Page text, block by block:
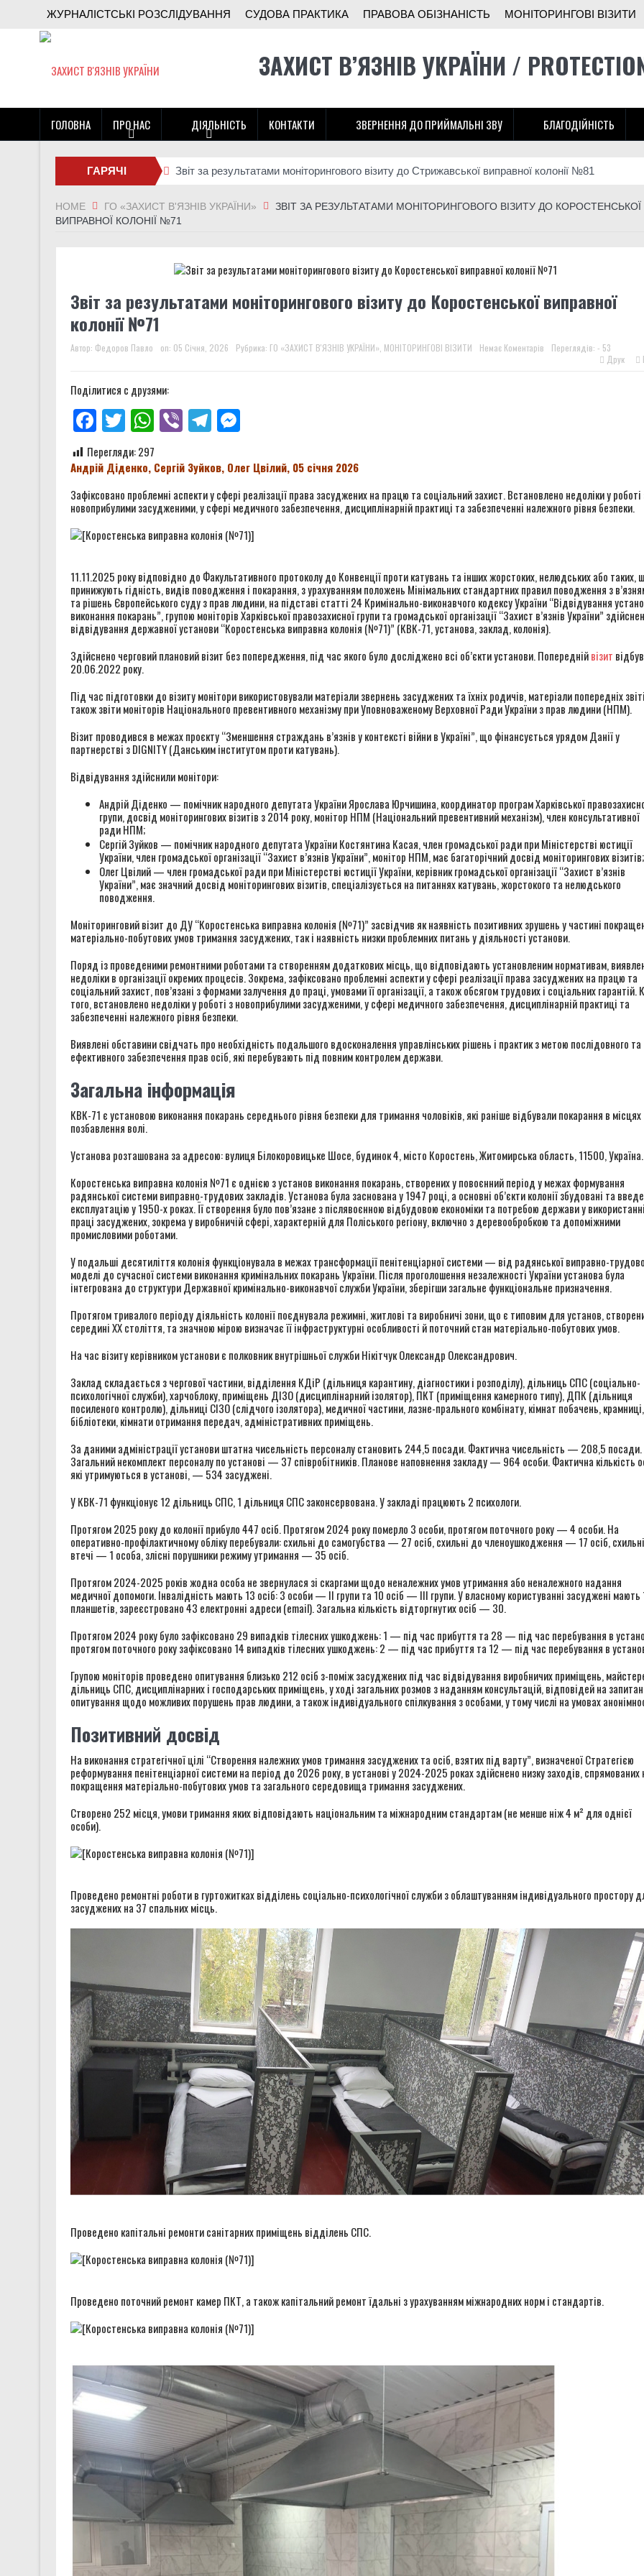
ЖУРНАЛІСТСЬКІ РОЗСЛІДУВАННЯ СУДОВА ПРАКТИКА ПРАВОВА ОБІЗНАНІСТЬ МОНІТОРИНГОВІ ВІЗИТИ
ЗАХИСТ В’ЯЗНІВ УКРАЇНИ /
ГОЛОВНА ПРО НАС ДІЯЛЬНІСТЬ КОНТАКТИ ЗВЕРНЕННЯ ДО ПРИЙМАЛЬНІ ЗВУ БЛАГОДІЙНІСТЬ
ГАРЯЧІ
НОВИНИ
Звіт за результатами моніторингового візиту до Стрижавської виправної колонії №81
Спец-УДЗ під час великої війни: як засуджені отримали право захищати Україну і які проблеми
Батальйон Alcatraz 93-ї бригади розширює підрозділ безпілотників на Донеччині
Звіт за результатами моніторингового візиту до Літинської виправної колонії №123
Поки ми шукали гроші на порятунок українців, хтось, за версією слідства, заробляв на допомозі
Правозахисники представили в ОБСЄ докази депортації людей із місць несвободи на
HOME ГО «ЗАХИСТ В'ЯЗНІВ УКРАЇНИ»
ЗВІТ ЗА РЕЗУЛЬТАТАМИ МОНІТОРИНГОВОГО ВІЗИТУ ДО КОРОСТЕНСЬКОЇ
ВИПРАВНОЇ КОЛОНІЇ №71
Звіт за результатами моніторингового візиту до Коростенської виправної
колонії №71
Автор: Федоров Павло on: 05 Січня, 2026 Рубрика: ГО «ЗАХИСТ В'ЯЗНІВ УКРАЇНИ», МОНІТОРИНГОВІ ВІЗИТИ Немає Коментарів
Переглядів: - 53
Друк
Поділитися с друзями:
Facebook
TwitterWhatsApp
ViberTelegramMessenger
Перегляди: 297
Андрій Діденко, Сергій Зуйков, Олег Цвілий, 05 січня 2026
Зафіксовано проблемні аспекти у сфері реалізації права засуджених на працю та соціальний захист. Встановлено недоліки у роботі
новоприбулими засудженими, у сфері медичного забезпечення, дисциплінарній практиці та забезпеченні належного рівня безпеки.
11.11.2025 року відповідно до Факультативного протоколу до Конвенції проти катувань та інших жорстоких, нелюдських або таких,
принижують гідність, видів поводження і покарання, з урахуванням положень Мінімальних стандартних правил поводження з
та рішень Європейського суду з прав людини, на підставі статті 24 Кримінально-виконавчого кодексу України “Відвідування
виконання покарань”, групою моніторів Харківської правозахисної групи та громадської організації “Захист в’язнів України”
відвідування державної установи “Коростенська виправна колонія (№71)” (КВК-71, установа, заклад, колонія).
Здійснено черговий плановий візит без попередження, під час якого було досліджено всі об’єкти установи. Попереднійвізит
20.06.2022 року.
Під час підготовки до візиту монітори використовували матеріали звернень засуджених та їхніх родичів, матеріали попередніх
також звіти моніторів Національного превентивного механізму при Уповноваженому Верховної Ради України з прав людини (НПМ).
Візит проводився в межах проєкту “Зменшення страждань в’язнів у контексті війни в Україні”, що фінансується урядом Данії у
партнерстві з DIGNITY (Данським інститутом проти катувань).
Відвідування здійснили монітори:
Андрій Діденко — помічник народного депутата України Ярослава Юрчишина, координатор програм Харківської
групи, досвід моніторингових візитів з 2014 року, монітор НПМ (Національний превентивний механізм), член консультативної
ради НПМ;
Сергій Зуйков — помічник народного депутата України Костянтина Касая, член громадської ради при Міністерстві юстиції
України, член громадської організації “Захист в’язнів України”, монітор НПМ, має багаторічний досвід моніторингових візитів;
Олег Цвілий — член громадської ради при Міністерстві юстиції України, керівник громадської організації “Захист в’язнів
України”, має значний досвід моніторингових візитів, спеціалізується на питаннях катувань, жорстокого та нелюдського
поводження.
Моніторинговий візит до ДУ “Коростенська виправна колонія (№71)” засвідчив як наявність позитивних зрушень у частині
матеріально-побутових умов тримання засуджених, так і наявність низки проблемних питань у діяльності установи.
Поряд із проведеними ремонтними роботами та створенням додаткових місць, що відповідають установленим нормативам,
недоліки в організації окремих процесів. Зокрема, зафіксовано проблемні аспекти у сфері реалізації права засуджених на працю та
соціальний захист, пов’язані з формами залучення до праці, умовами її організації, а також обсягом трудових і соціальних гарантій.
того, встановлено недоліки у роботі з новоприбулими засудженими, у сфері медичного забезпечення, дисциплінарній практиці та
забезпеченні належного рівня безпеки.
Виявлені обставини свідчать про необхідність подальшого вдосконалення управлінських рішень і практик з метою послідовного та
ефективного забезпечення прав осіб, які перебувають під повним контролем держави.
Загальна інформація
КВК-71 є установою виконання покарань середнього рівня безпеки для тримання чоловіків, які раніше відбували покарання в місцях
позбавлення волі.
Установа розташована за адресою: вулиця Білокоровицьке Шосе, будинок 4, місто Коростень, Житомирська область, 11500, Україна.
Коростенська виправна колонія №71 є однією з установ виконання покарань, створених у повоєнний період у межах формування
радянської системи виправно-трудових закладів. Установа була заснована у 1947 році, а основні об’єкти колонії збудовані та
експлуатацію у 1950-х роках. Її створення було пов’язане з післявоєнною відбудовою економіки та потребою держави у використанні
праці засуджених, зокрема у виробничій сфері, характерній для Поліського регіону, включно з деревообробкою та допоміжними
промисловими роботами.
У подальші десятиліття колонія функціонувала в межах трансформації пенітенціарної системи — від радянської виправно-
моделі до сучасної системи виконання кримінальних покарань України. Після проголошення незалежності України установа була
інтегрована до структури Державної кримінально-виконавчої служби України, зберігши загальне функціональне призначення.
Протягом тривалого періоду діяльність колонії поєднувала режимні, житлові та виробничі зони, що є типовим для установ,
середині XX століття, та значною мірою визначає її інфраструктурні особливості й поточний стан матеріально-побутових умов.
На час візиту керівником установи є полковник внутрішньої служби Нікітчук Олександр Олександрович.
Заклад складається з чергової частини, відділення КДіР (дільниця карантину, діагностики і розподілу), дільниць СПС (соціально-
психологічної служби), харчоблоку, приміщень ДІЗО (дисциплінарний ізолятор), ПКТ (приміщення камерного типу), ДПК (дільниця
посиленого контролю), дільниці СІЗО (слідчого ізолятора), медичної частини, лазне-прального комбінату, кімнат побачень, крамниці,
бібліотеки, кімнати отримання передач, адміністративних приміщень.
За даними адміністрації установи штатна чисельність персоналу становить 244,5 посади. Фактична чисельність — 208,5 посади.
Загальний некомплект персоналу по установі — 37 співробітників. Планове наповнення закладу — 964 особи. Фактична кількість
які утримуються в установі, — 534 засуджені.
У КВК-71 функціонує 12 дільниць СПС, 1 дільниця СПС законсервована. У закладі працюють 2 психологи.
Протягом 2025 року до колонії прибуло 447 осіб. Протягом 2024 року померло 3 особи, протягом поточного року — 4 особи. На
оперативно-профілактичному обліку перебували: схильні до самогубства — 27 осіб, схильні до членоушкодження — 17 осіб,
втечі — 1 особа, злісні порушники режиму утримання — 35 осіб.
Протягом 2024-2025 років жодна особа не звернулася зі скаргами щодо неналежних умов утримання або неналежного надання
медичної допомоги. Інвалідність мають 13 осіб: 3 особи — II групи та 10 осіб — III групи. У власному користуванні засуджені мають
планшетів, зареєстровано 43 електронні адреси (email). Загальна кількість відторгнутих осіб — 30.
Протягом 2024 року було зафіксовано 29 випадків тілесних ушкоджень: 1 — під час прибуття та 28 — під час перебування в
протягом поточного року зафіксовано 14 випадків тілесних ушкоджень: 2 — під час прибуття та 12 — під час перебування в
Групою моніторів проведено опитування близько 212 осіб з-поміж засуджених під час відвідування виробничих приміщень,
дільниць СПС, дисциплінарних і господарських приміщень, у ході загальних розмов з наданням консультацій, відповідей на
опитування щодо можливих порушень прав людини, а також індивідуального спілкування з особами, у тому числі на умовах
Позитивний досвід
На виконання стратегічної цілі “Створення належних умов тримання засуджених та осіб, взятих під варту”, визначеної Стратегією
реформування пенітенціарної системи на період до 2026 року, в установі у 2024-2025 роках здійснено низку заходів, спрямованих
покращення матеріально-побутових умов та загального середовища тримання засуджених.
Створено 252 місця, умови тримання яких відповідають національним та міжнародним стандартам (не менше ніж 4 м² для однієї
особи).
Проведено ремонтні роботи в гуртожитках відділень соціально-психологічної служби з облаштуванням індивідуального простору
засуджених на 37 спальних місць.
Проведено капітальні ремонти санітарних приміщень відділень СПС.
Проведено поточний ремонт камер ПКТ, а також капітальний ремонт їдальні з урахуванням міжнародних норм і стандартів.